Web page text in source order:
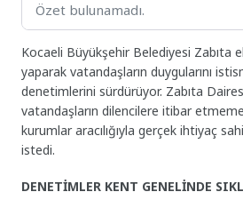
Özet bulunamadı.
Kocaeli Büyükşehir Belediyesi Zabıta
yaparak vatandaşların duygularını
denetimlerini sürdürüyor. Zabıta
vatandaşların dilencilere itibar
kurumlar aracılığıyla gerçek ihtiyaç
istedi.
DENETİMLER KENT GENELİNDE